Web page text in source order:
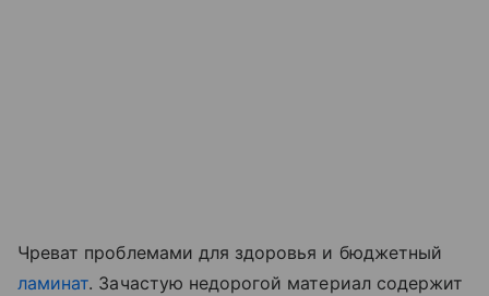
Чреват проблемами для здоровья и бюджетный
ламинат. Зачастую недорогой материал содержит